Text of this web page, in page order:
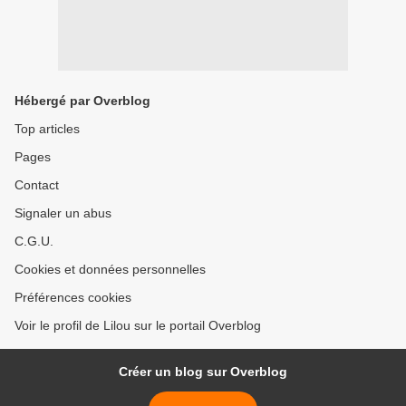
Hébergé par Overblog
Top articles
Pages
Contact
Signaler un abus
C.G.U.
Cookies et données personnelles
Préférences cookies
Voir le profil de Lilou sur le portail Overblog
Créer un blog sur Overblog